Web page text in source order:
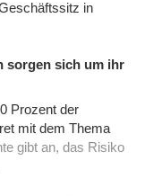
in
sorgen sich um ihr
Prozent der
mit dem Thema
gibt an, das Risiko